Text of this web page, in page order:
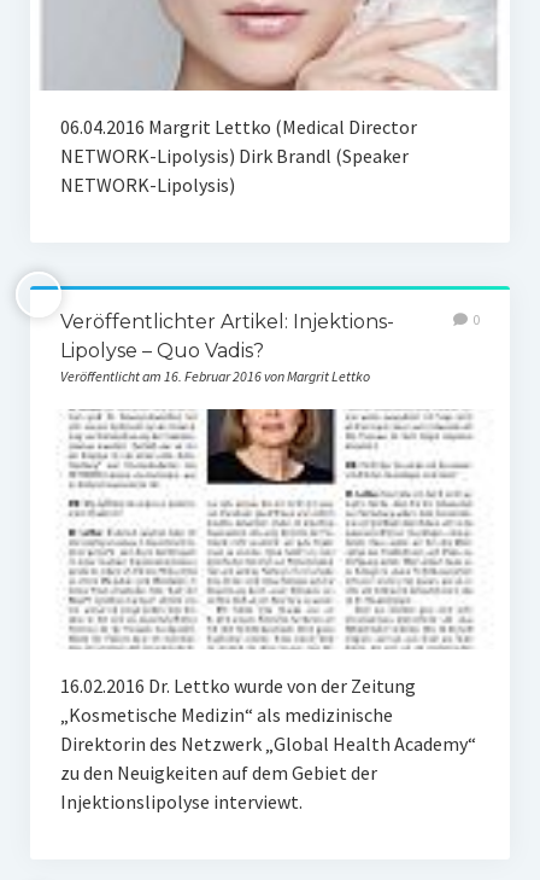
06.04.2016 Margrit Lettko (Medical Director
NETWORK-Lipolysis) Dirk Brandl (Speaker
NETWORK-Lipolysis)
Veröffentlichter Artikel: Injektions-
Lipolyse – Quo Vadis?
Veröffentlicht am 16. Februar 2016 von Margrit Lettko
0
16.02.2016 Dr. Lettko wurde von der Zeitung
„Kosmetische Medizin“ als medizinische
Direktorin des Netzwerk „Global Health Academy“
zu den Neuigkeiten auf dem Gebiet der
Injektionslipolyse interviewt.